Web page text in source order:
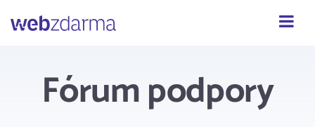
Fórum podpory